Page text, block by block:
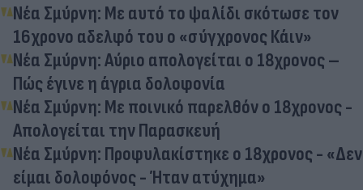
Νέα Σμύρνη: Με αυτό το ψαλίδι σκότωσε τον
16χρονο αδελφό του ο «σύγχρονος Κάιν»
Νέα Σμύρνη: Αύριο απολογείται ο 18χρονος –
Πώς έγινε η άγρια δολοφονία
Νέα Σμύρνη: Με ποινικό παρελθόν ο 18χρονος -
Απολογείται την Παρασκευή
Νέα Σμύρνη: Προφυλακίστηκε ο 18χρονος - «Δεν
είμαι δολοφόνος - Ήταν ατύχημα»